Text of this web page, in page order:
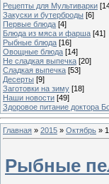
Рецепты для Мультиварки
Закуски и бутерброды [6]
Первые блюда [4]
Блюда из мяса и фарша [41]
Рыбные блюда [16]
Овощные блюда [14]
Не сладкая выпечка [20]
Сладкая выпечка [53]
Десерты [9]
Заготовки на зиму [18]
Наши новости [49]
Здоровое питание доктора
Главная » 2015 » Октябрь »
Рыбные